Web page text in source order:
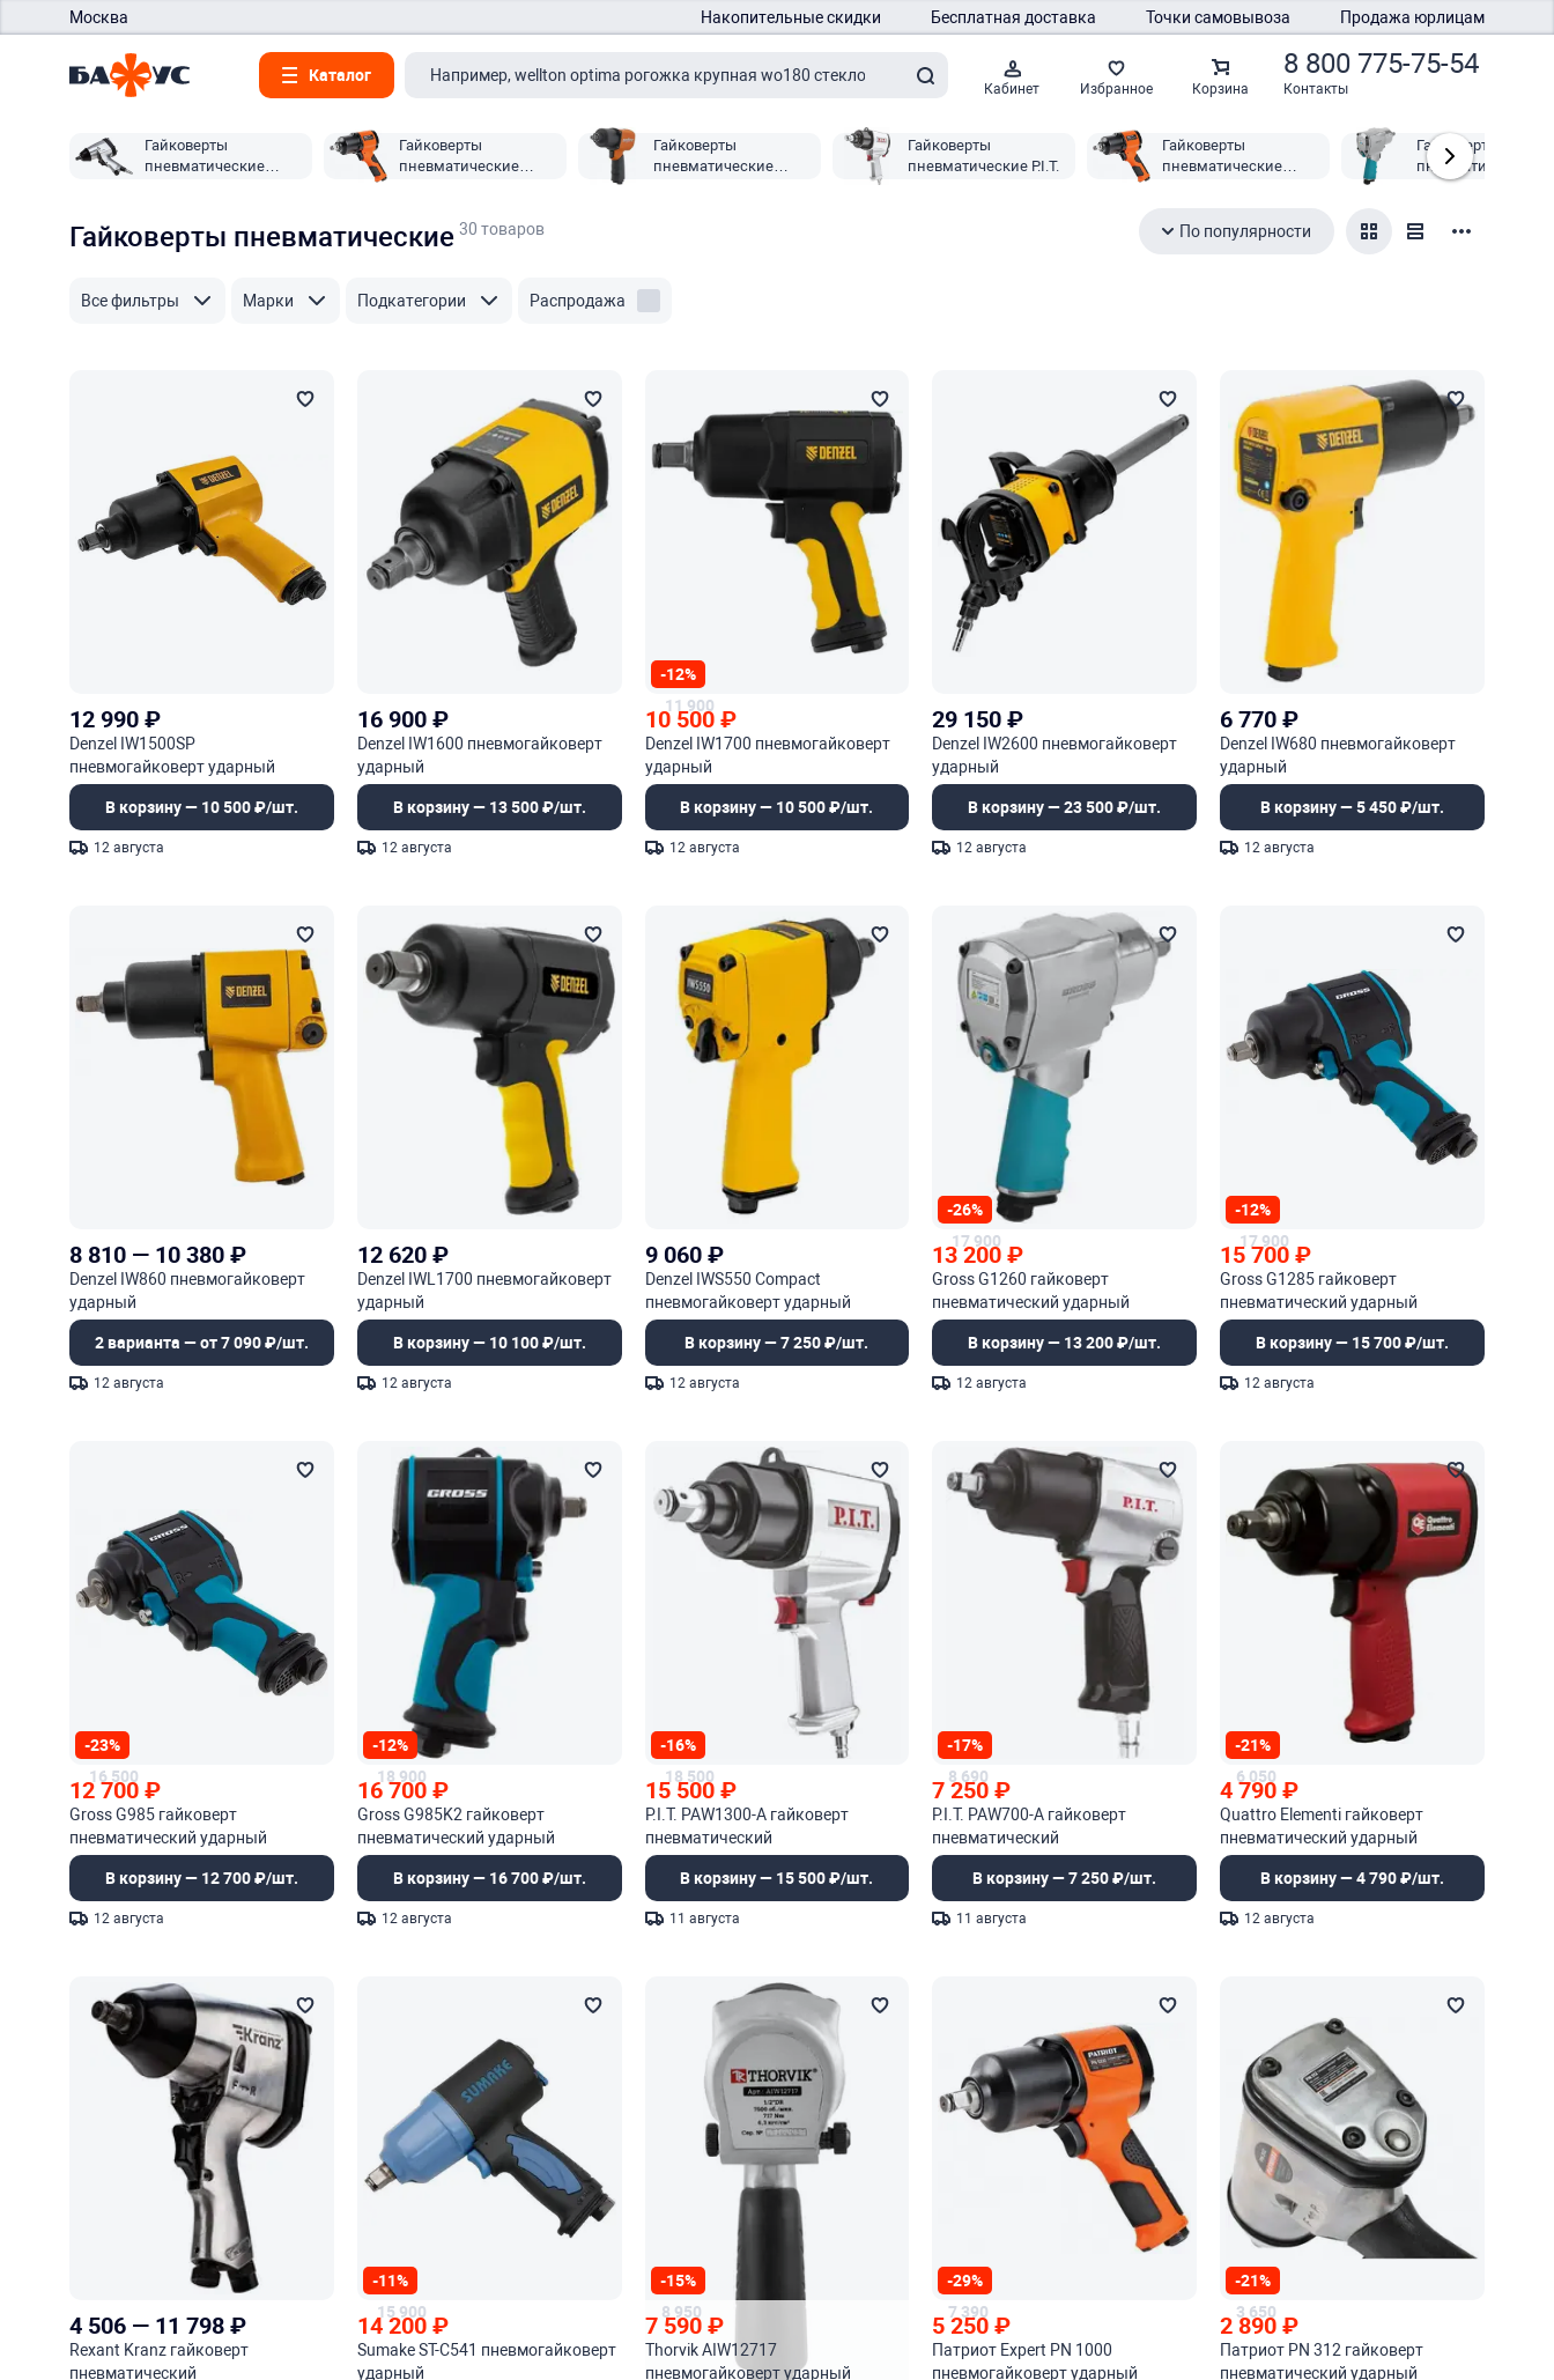
Москва Накопительные скидки Бесплатная доставка Точки самовывоза Продажа юрлицам
Каталог
Кабинет Избранное Корзина
8 800 775-75-54
Контакты
Гайковерты
пневматические
Гайковерты
пневматические
Гайковерты
пневматические
Гайковерты
пневматические P.I.T.
Гайковерты
пневматические
Гайковерты
пневматические
Gross
Гайковерты пневматические30 товаров По популярности
Все фильтры Марки Подкатегории Распродажа
12 990₽
Denzel IW1500SP
пневмогайковерт ударный
В корзину — 10 500 ₽/шт.
12 августа
16 900₽
Denzel IW1600 пневмогайковерт
ударный
В корзину — 13 500 ₽/шт.
12 августа
-12%
11 900
10 500 ₽
Denzel IW1700 пневмогайковерт
ударный
В корзину — 10 500 ₽/шт.
12 августа
29 150₽
Denzel IW2600 пневмогайковерт
ударный
В корзину — 23 500 ₽/шт.
12 августа
6 770₽
Denzel IW680 пневмогайковерт
ударный
В корзину — 5 450 ₽/шт.
12 августа
8 810 — 10 380₽
Denzel IW860 пневмогайковерт
ударный
2 варианта — от 7 090 ₽/шт.
12 августа
12 620₽
Denzel IWL1700 пневмогайковерт
ударный
В корзину — 10 100 ₽/шт.
12 августа
9 060 ₽
Denzel IWS550 Compact
пневмогайковерт ударный
В корзину — 7 250 ₽/шт.
12 августа
-26%
17 900
13 200₽
Gross G1260 гайковерт
пневматический ударный
В корзину — 13 200 ₽/шт.
12 августа
-12%
17 900
15 700₽
Gross G1285 гайковерт
пневматический ударный
В корзину — 15 700 ₽/шт.
12 августа
-23%
16 500
12 700₽
Gross G985 гайковерт
пневматический ударный
В корзину — 12 700 ₽/шт.
12 августа
-12%
18 900
16 700₽
Gross G985K2 гайковерт
пневматический ударный
В корзину — 16 700 ₽/шт.
12 августа
-16%
18 500
15 500 ₽
P.I.T. PAW1300-A гайковерт
пневматический
В корзину — 15 500 ₽/шт.
11 августа
-17%
8 690
7 250₽
P.I.T. PAW700-A гайковерт
пневматический
В корзину — 7 250 ₽/шт.
11 августа
-21%
6 050
4 790₽
Quattro Elementi гайковерт
пневматический ударный
В корзину — 4 790 ₽/шт.
12 августа
4 506 — 11 798₽
Rexant Kranz гайковерт
пневматический
-11%
15 900
14 200₽
Sumake ST-C541 пневмогайковерт
ударный
-15%
8 950
7 590 ₽
Thorvik AIW12717
пневмогайковерт ударный
-29%
7 390
5 250₽
Патриот Expert PN 1000
пневмогайковерт ударный
-21%
3 650
2 890₽
Патриот PN 312 гайковерт
пневматический ударный